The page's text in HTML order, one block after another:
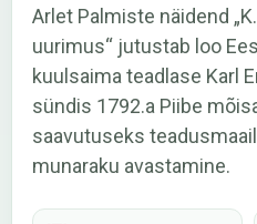
Arlet Palmiste näidend
uurimus“ jutustab loo
kuulsaima teadlase Karl
sündis 1792.a Piibe
saavutuseks
munaraku avastamine.